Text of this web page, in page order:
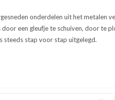
onderdelen uit het metalen
een gleufje te schuiven, door te
steeds stap voor stap uitgelegd.